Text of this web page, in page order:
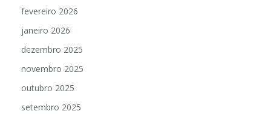
fevereiro 2026
janeiro 2026
dezembro 2025
novembro 2025
outubro 2025
setembro 2025